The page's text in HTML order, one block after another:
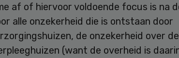
af of hiervoor voldoende focus is na
alle onzekerheid die is ontstaan door
de onzekerheid over de
(want de overheid is